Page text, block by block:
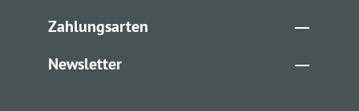
Newsletter
Zahlungsarten